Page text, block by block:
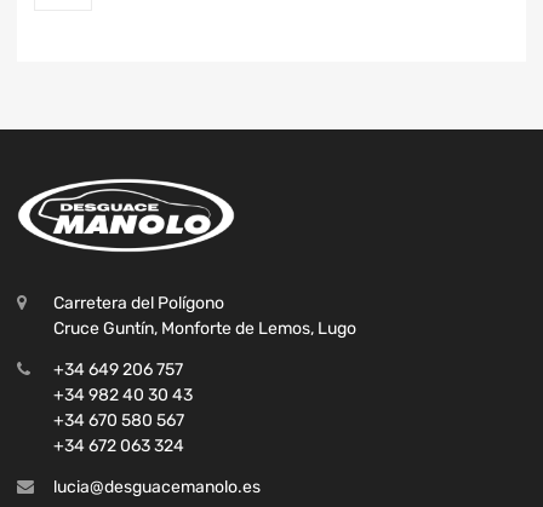
Carretera del Polígono
Cruce Guntín, Monforte de Lemos, Lugo
+34 649 206 757
+34 982 40 30 43
+34 670 580 567
+34 672 063 324
lucia@desguacemanolo.es